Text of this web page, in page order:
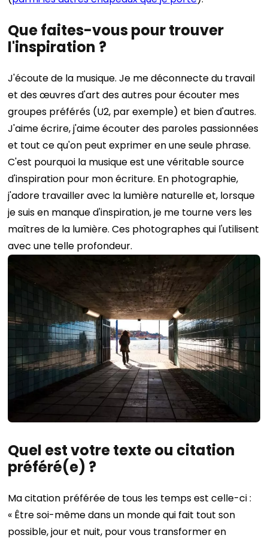
Que faites-vous pour trouver
l'inspiration ?
J'écoute de la musique. Je me déconnecte du travail
et des œuvres d'art des autres pour écouter mes
groupes préférés (U2, par exemple) et bien d'autres.
J'aime écrire, j'aime écouter des paroles passionnées
et tout ce qu'on peut exprimer en une seule phrase.
C'est pourquoi la musique est une véritable source
d'inspiration pour mon écriture. En photographie,
j'adore travailler avec la lumière naturelle et, lorsque
je suis en manque d'inspiration, je me tourne vers les
maîtres de la lumière. Ces photographes qui l'utilisent
avec une telle profondeur.
Quel est votre texte ou citation
préféré(e) ?
Ma citation préférée de tous les temps est celle-ci :
« Être soi-même dans un monde qui fait tout son
possible, jour et nuit, pour vous transformer en